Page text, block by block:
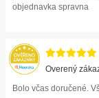
objednavka spravna
Overený
Bolo včas doručené.